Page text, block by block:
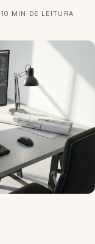
10 MIN DE LEITURA